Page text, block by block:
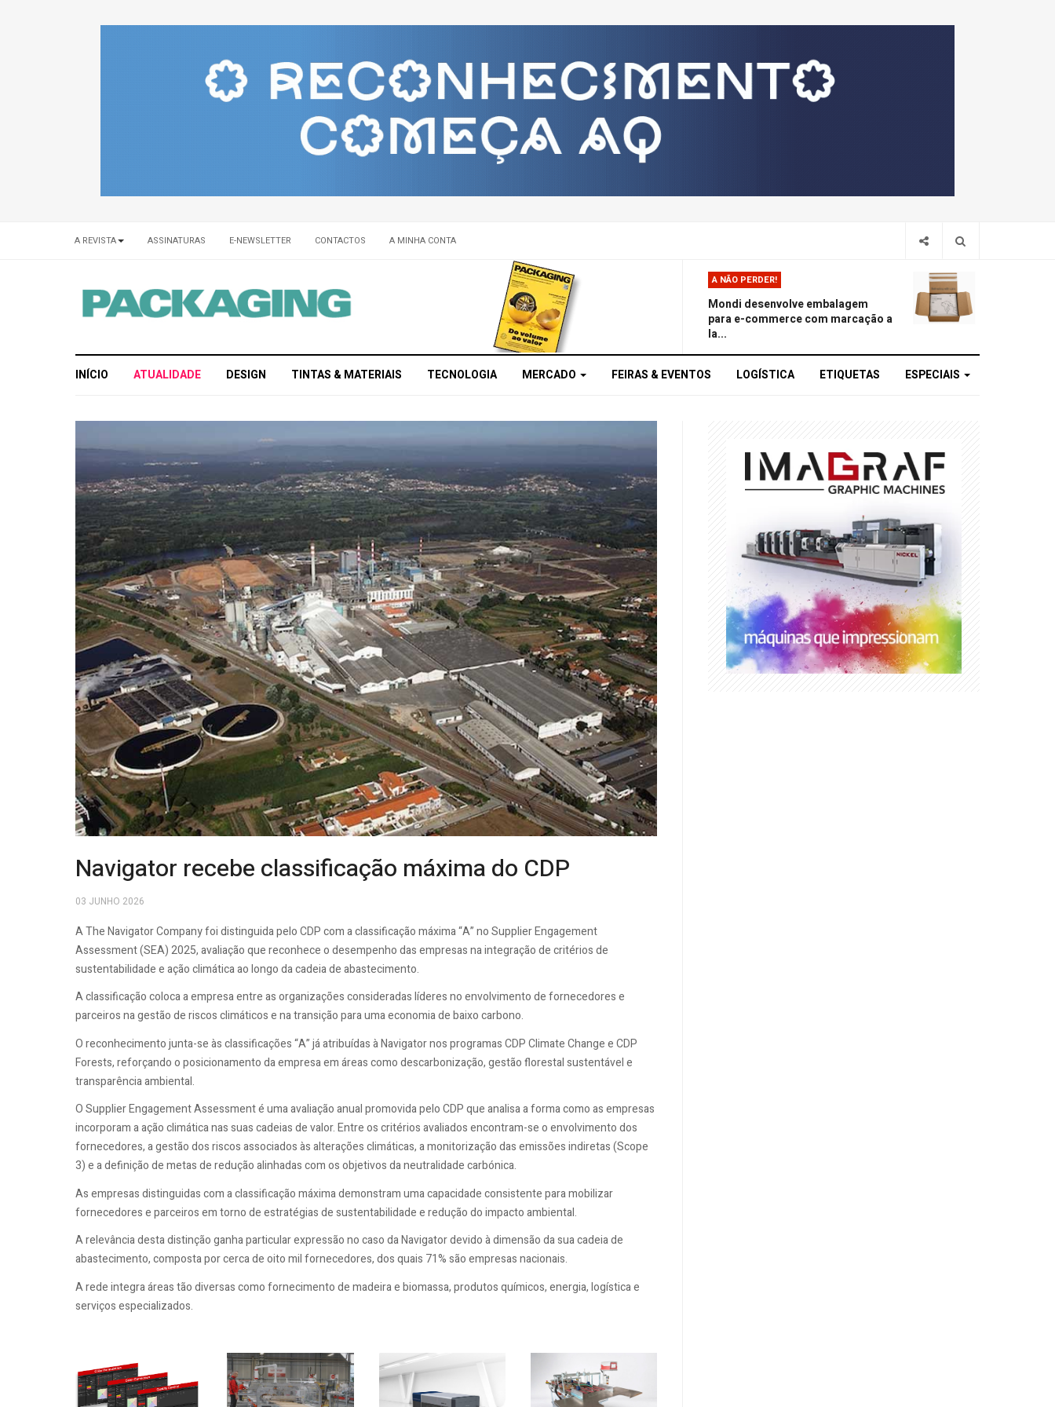
A REVISTA ASSINATURAS E-NEWSLETTER CONTACTOS A MINHA CONTA
A NÃO PERDER!
Mondi desenvolve embalagem
para e-commerce com marcação a
la...
INÍCIO ATUALIDADE DESIGN TINTAS & MATERIAIS TECNOLOGIA MERCADO FEIRAS & EVENTOS LOGÍSTICA ETIQUETAS ESPECIAIS
Navigator recebe classificação máxima do CDP
03 JUNHO 2026
A The Navigator Company foi distinguida pelo CDP com a classificação máxima “A” no Supplier Engagement
Assessment (SEA) 2025, avaliação que reconhece o desempenho das empresas na integração de critérios de
sustentabilidade e ação climática ao longo da cadeia de abastecimento.
A classificação coloca a empresa entre as organizações consideradas líderes no envolvimento de fornecedores e
parceiros na gestão de riscos climáticos e na transição para uma economia de baixo carbono.
O reconhecimento junta-se às classificações “A” já atribuídas à Navigator nos programas CDP Climate Change e CDP
Forests, reforçando o posicionamento da empresa em áreas como descarbonização, gestão florestal sustentável e
transparência ambiental.
O Supplier Engagement Assessment é uma avaliação anual promovida pelo CDP que analisa a forma como as empresas
incorporam a ação climática nas suas cadeias de valor. Entre os critérios avaliados encontram-se o envolvimento dos
fornecedores, a gestão dos riscos associados às alterações climáticas, a monitorização das emissões indiretas (Scope
3) e a definição de metas de redução alinhadas com os objetivos da neutralidade carbónica.
As empresas distinguidas com a classificação máxima demonstram uma capacidade consistente para mobilizar
fornecedores e parceiros em torno de estratégias de sustentabilidade e redução do impacto ambiental.
A relevância desta distinção ganha particular expressão no caso da Navigator devido à dimensão da sua cadeia de
abastecimento, composta por cerca de oito mil fornecedores, dos quais 71% são empresas nacionais.
A rede integra áreas tão diversas como fornecimento de madeira e biomassa, produtos químicos, energia, logística e
serviços especializados.